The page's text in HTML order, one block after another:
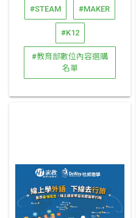
#STEAM #MAKER
#K12
#教育部數位內容選購
名單